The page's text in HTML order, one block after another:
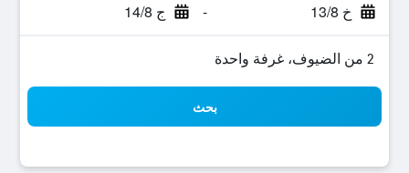
خ 13/8 - ج 14/8
2 من الضيوف، غرفة واحدة
بحث